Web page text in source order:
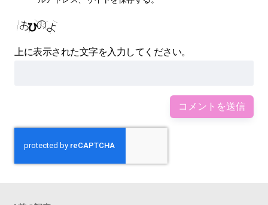
上に表示された文字を入力してください。